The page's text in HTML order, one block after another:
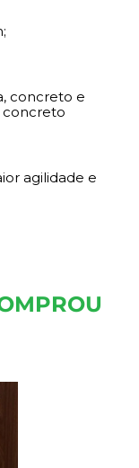
concreto e
concreto
agilidade e